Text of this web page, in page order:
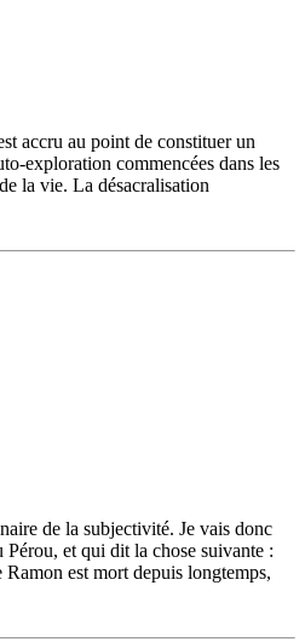
accru au point de constituer un
exploration commencées dans les
la vie. La désacralisation
de la subjectivité. Je vais donc
et qui dit la chose suivante :
est mort depuis longtemps,